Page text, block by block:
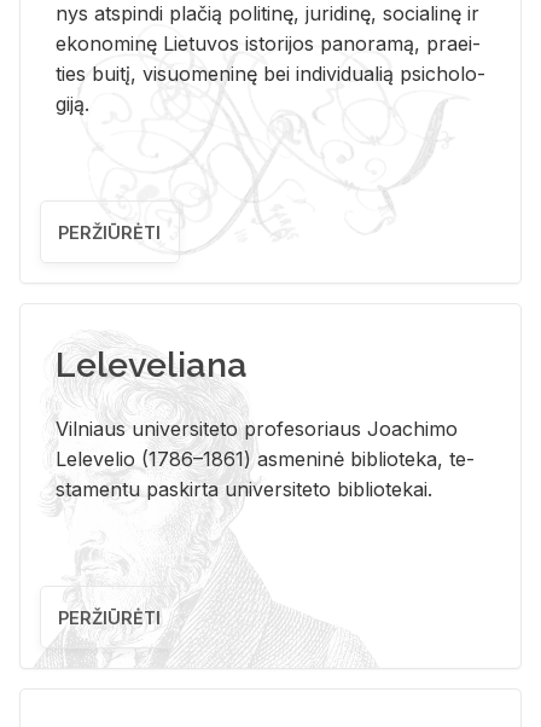
nys at­spin­di pla­čią po­li­ti­nę, ju­ri­di­nę, so­cia­li­nę ir
eko­no­mi­nę Lie­tu­vos is­to­ri­jos pa­no­ra­mą, pra­ei­
ties bui­tį, vi­suo­me­ni­nę bei in­di­vi­dua­lią psi­cho­lo­
gi­ją.
PERŽIŪRĖTI
Leleveliana
Vil­niaus uni­ver­si­te­to pro­fe­so­riaus Jo­a­chi­mo
Le­le­ve­lio (1786–1861) as­me­ni­nė bi­b­lio­te­ka, te­
sta­men­tu pa­skir­ta uni­ver­si­te­to bi­b­lio­te­kai.
PERŽIŪRĖTI